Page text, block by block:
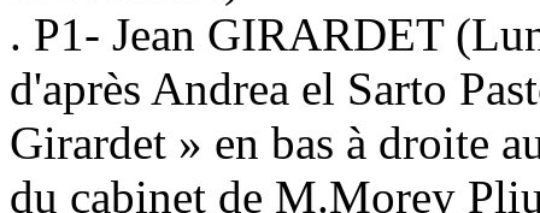
. P1- Jean GIRARDET
d'après Andrea el Sarto
Girardet » en bas à droite
du cabinet de M.Morey